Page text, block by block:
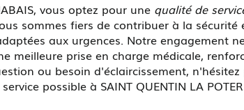
vous optez pour une qualité de
sommes fiers de contribuer à la
aux urgences. Notre engagement
meilleure prise en charge médicale,
ou besoin d'éclaircissement,
possible à SAINT QUENTIN LA